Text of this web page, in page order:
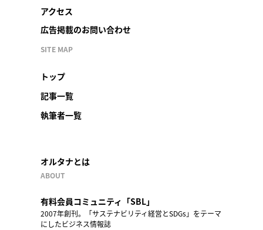
アクセス
広告掲載のお問い合わせ
SITE MAP
トップ
記事一覧
執筆者一覧
オルタナとは
ABOUT
有料会員コミュニティ「SBL」
2007年創刊。「サステナビリティ経営とSDGs」をテーマ
にしたビジネス情報誌